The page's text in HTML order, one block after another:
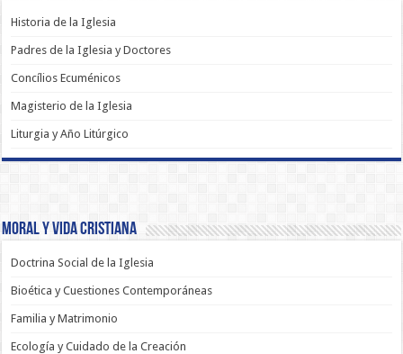
Historia de la Iglesia
Padres de la Iglesia y Doctores
Concílios Ecuménicos
Magisterio de la Iglesia
Liturgia y Año Litúrgico
Moral y Vida Cristiana
Doctrina Social de la Iglesia
Bioética y Cuestiones Contemporáneas
Familia y Matrimonio
Ecología y Cuidado de la Creación